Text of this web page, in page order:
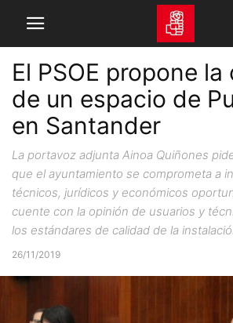
El PSOE propone
de un espacio de
en Santander
La portavoz adjunta Ainoa Quiñones
que el ayuntamiento se comprometa a
técnicos, jurídicos y económicos
cuente con la opinión de usuarios y
los estándares de calidad de la
26/11/2019